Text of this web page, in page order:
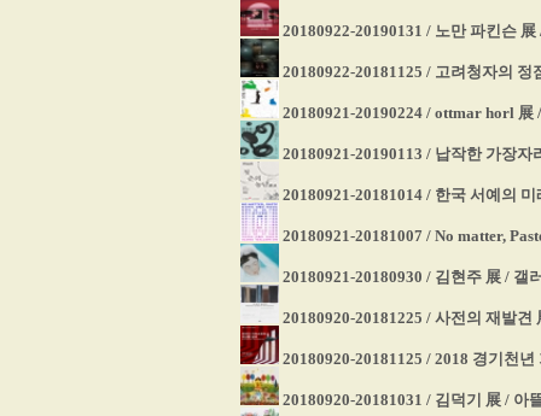
20180922-20190131 / 노만 파킨슨
20180922-20181125 / 고려청자의
20180921-20190224 / ottmar horl
20180921-20190113 / 납작한 가장
20180921-20181014 / 한국 서예의
20180921-20181007 / No matter,
20180921-20180930 / 김현주 展 / 갤
20180920-20181225 / 사전의 재발
20180920-20181125 / 2018 경기천
20180920-20181031 / 김덕기 展 / 아